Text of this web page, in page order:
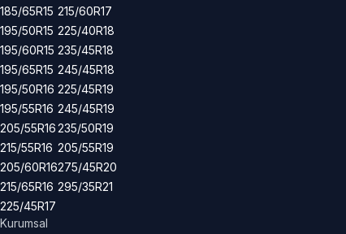
185/65R15
195/50R15
195/60R15
195/65R15
195/50R16
195/55R16
205/55R16
215/55R16
205/60R16
215/65R16
225/45R17
215/60R17
225/40R18
235/45R18
245/45R18
225/45R19
245/45R19
235/50R19
205/55R19
275/45R20
295/35R21
Kurumsal